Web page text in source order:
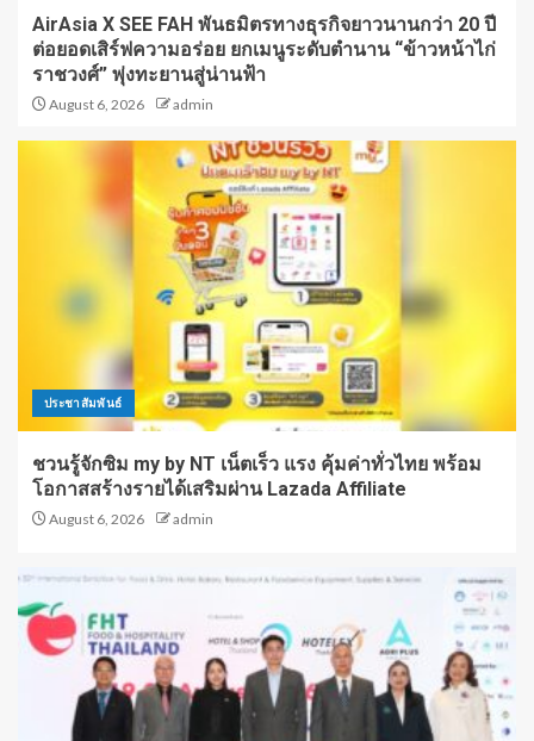
AirAsia X SEE FAH พันธมิตรทางธุรกิจยาวนานกว่า 20 ปี
ต่อยอดเสิร์ฟความอร่อย ยกเมนูระดับตำนาน “ข้าวหน้าไก่
ราชวงศ์” พุ่งทะยานสู่น่านฟ้า
August 6, 2026 admin
ประชาสัมพันธ์
ชวนรู้จักซิม my by NT เน็ตเร็ว แรง คุ้มค่าทั่วไทย พร้อม
โอกาสสร้างรายได้เสริมผ่าน Lazada Affiliate
August 6, 2026 admin